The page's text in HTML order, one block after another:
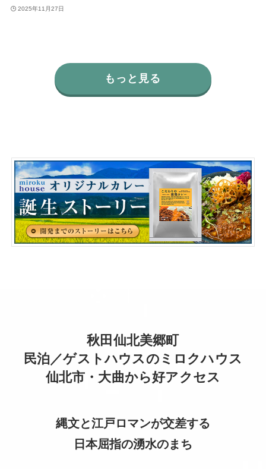
2025年11月27日
もっと見る
秋田仙北美郷町
民泊／ゲストハウスのミロクハウス
仙北市・大曲から好アクセス
縄文と江戸ロマンが交差する
日本屈指の湧水のまち